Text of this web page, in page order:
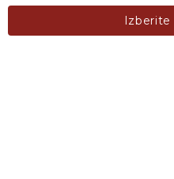
Izberite
Ta izdelek ima več